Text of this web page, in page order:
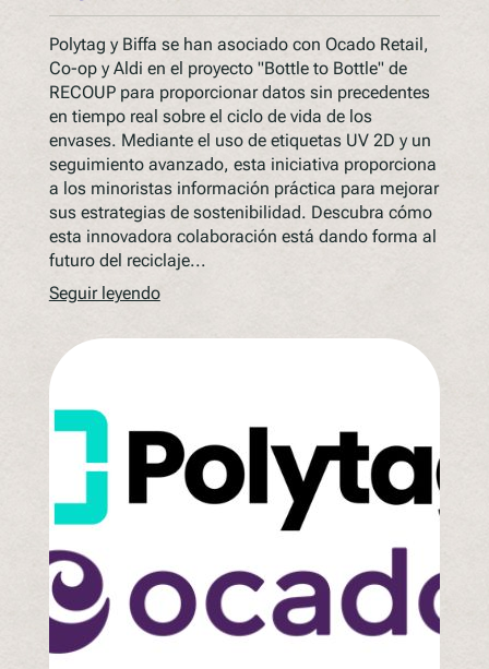
Polytag y Biffa se han asociado con Ocado Retail,
Co-op y Aldi en el proyecto "Bottle to Bottle" de
RECOUP para proporcionar datos sin precedentes
en tiempo real sobre el ciclo de vida de los
envases. Mediante el uso de etiquetas UV 2D y un
seguimiento avanzado, esta iniciativa proporciona
a los minoristas información práctica para mejorar
sus estrategias de sostenibilidad. Descubra cómo
esta innovadora colaboración está dando forma al
futuro del reciclaje...
Seguir leyendo